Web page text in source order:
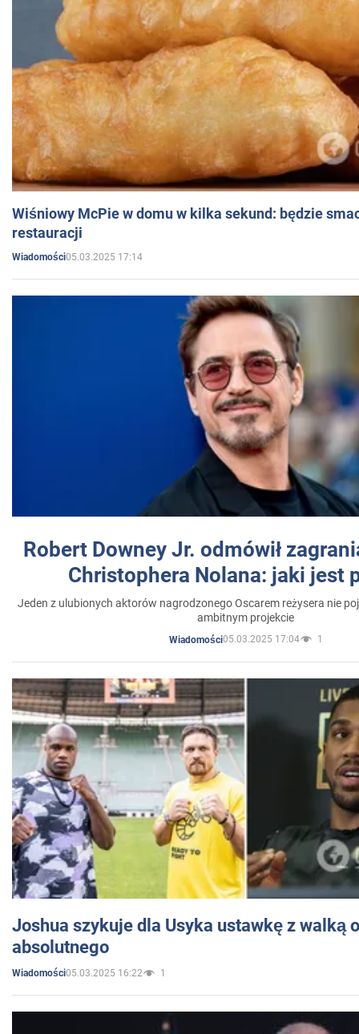
Wiśniowy McPie w domu w kilka sekund: będzie
restauracji
Wiadomości05.03.2025 17:14
Robert Downey Jr. odmówił
Christophera Nolana: jaki jest
Jeden z ulubionych aktorów nagrodzonego Oscarem reżysera nie
ambitnym projekcie
Wiadomości05.03.2025 17:04 1
Joshua szykuje dla Usyka ustawkę z walką
absolutnego
Wiadomości05.03.2025 16:22 1